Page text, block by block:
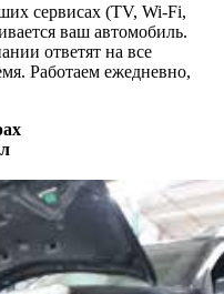
сервисах (TV, Wi-Fi,
ваш автомобиль.
ответят на все
Работаем ежедневно,